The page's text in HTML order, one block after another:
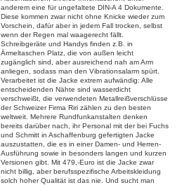
anderem eine für ungefaltete DIN-A 4 Dokumente.
Diese kommen zwar nicht ohne Knicke wieder zum
Vorschein, dafür aber in jedem Fall trocken, selbst
wenn der Regen mal waagerecht fällt.
Schreibgeräte und Handys finden z.B. in
Ärmeltaschen Platz, die von außen leicht
zugänglich sind, aber ausreichend nah am Arm
anliegen, sodass man den Vibrationsalarm spürt.
Verarbeitet ist die Jacke extrem aufwändig: Alle
entscheidenden Nähte sind wasserdicht
verschweißt, die verwendeten Metallreißverschlüsse
der Schweizer Firma Riri zählen zu den besten
weltweit. Mehrere Rundfunkanstalten denken
bereits darüber nach, ihr Personal mit der bei Fuchs
und Schmitt in Aschaffenburg gefertigten Jacke
auszustatten, die es in einer Damen- und Herren-
Ausführung sowie in besonders langen und kurzen
Versionen gibt. Mit 479,-Euro ist die Jacke zwar
nicht billig, aber berufsspezifische Arbeitskleidung
solch hoher Qualität ist das nie. Und sucht man